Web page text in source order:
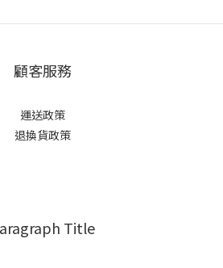
顧客服務
運送政策
退換貨政策
Title